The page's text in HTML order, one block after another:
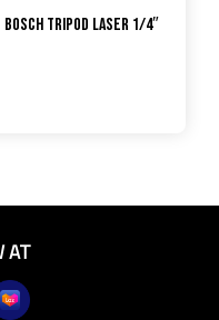
Bosch Tripod Laser 1/4″
AT